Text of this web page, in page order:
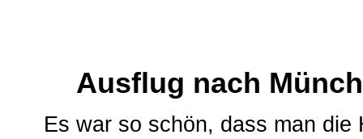
Ausflug nach
Es war so schön, dass man